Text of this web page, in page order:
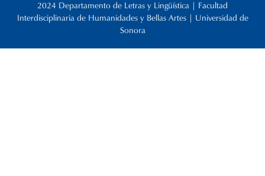
2024 Departamento de Letras y Lingüística | Facultad
Interdisciplinaria de Humanidades y Bellas Artes | Universidad de
Sonora